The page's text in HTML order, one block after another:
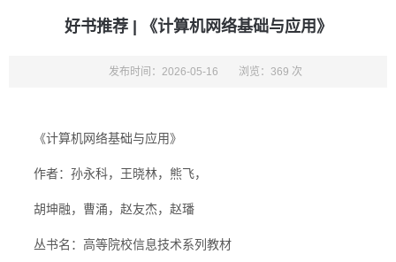
好书推荐 | 《计算机网络基础与应用》
发布时间：2026-05-16 浏览：369 次
《计算机网络基础与应用》
作者：孙永科，王晓林，熊飞，
胡坤融，曹涌，赵友杰，赵璠
丛书名：高等院校信息技术系列教材